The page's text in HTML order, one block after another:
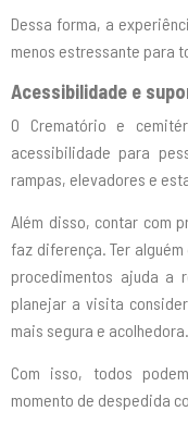
Dessa forma, a
menos estressante para
Acessibilidade e
O Crematório e
acessibilidade para
rampas, elevadores e
Além disso, contar com
faz diferença. Ter
procedimentos ajuda a
planejar a visita
mais segura e acolhedora.
Com isso, todos
momento de despedida